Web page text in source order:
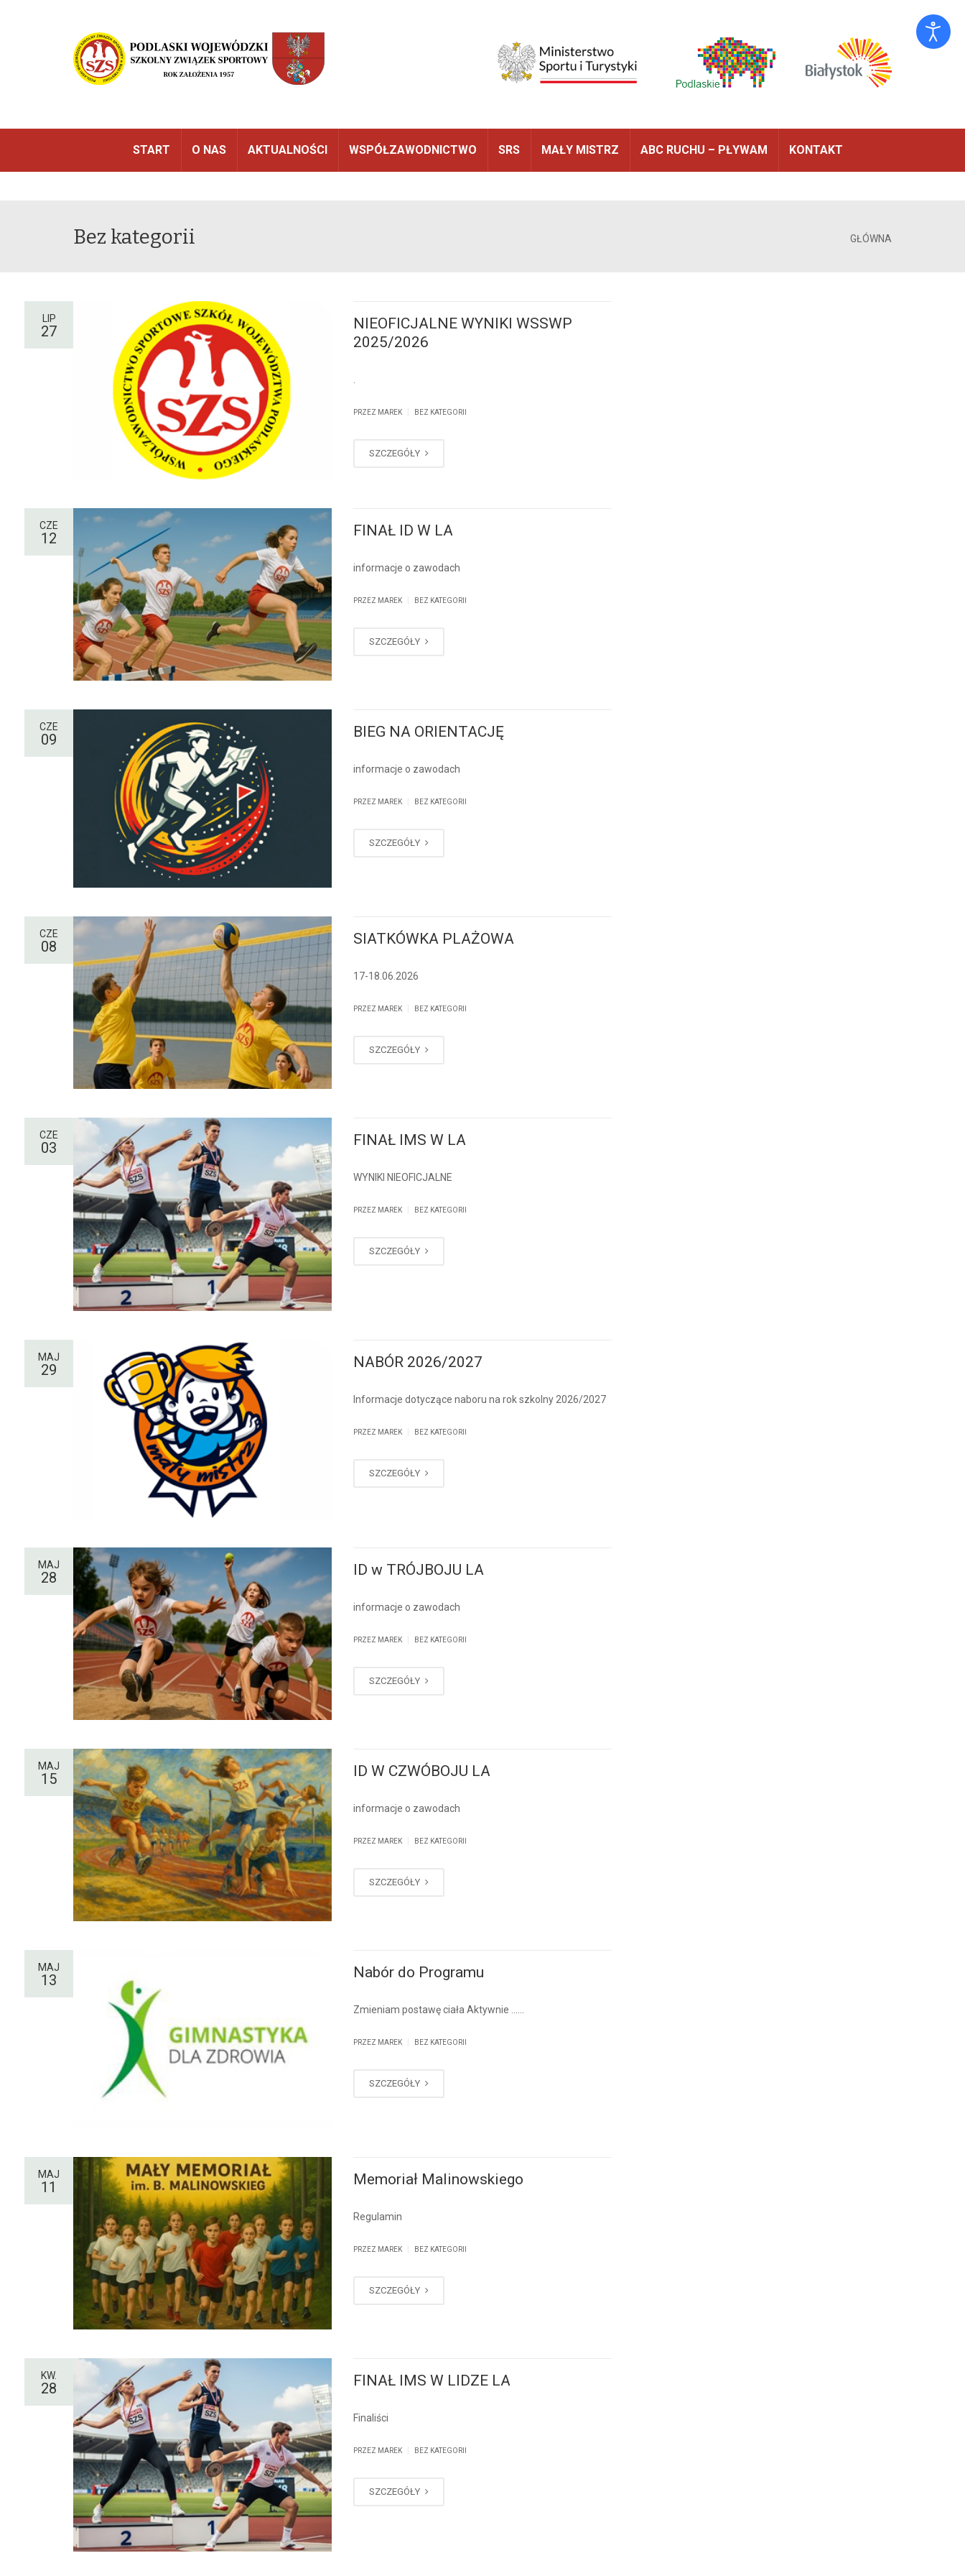
START O NAS AKTUALNOŚCI WSPÓŁZAWODNICTWO SRS MAŁY MISTRZ ABC RUCHU – PŁYWAM KONTAKT
Bez kategorii GŁÓWNA
LIP
27
NIEOFICJALNE WYNIKI WSSWP
2025/2026
PRZEZ MAREK BEZ KATEGORII
SZCZEGÓŁY
CZE
12 FINAŁ ID W LA
informacje o zawodach
PRZEZ MAREK BEZ KATEGORII
SZCZEGÓŁY
CZE
09 BIEG NA ORIENTACJĘ
informacje o zawodach
PRZEZ MAREK BEZ KATEGORII
SZCZEGÓŁY
CZE
08 SIATKÓWKA PLAŻOWA
17-18.06.2026
PRZEZ MAREK BEZ KATEGORII
SZCZEGÓŁY
CZE
03 FINAŁ IMS W LA
WYNIKI NIEOFICJALNE
PRZEZ MAREK BEZ KATEGORII
SZCZEGÓŁY
MAJ
29 NABÓR 2026/2027
Informacje dotyczące naboru na rok szkolny 2026/2027
PRZEZ MAREK BEZ KATEGORII
SZCZEGÓŁY
MAJ
28 ID w TRÓJBOJU LA
informacje o zawodach
PRZEZ MAREK BEZ KATEGORII
SZCZEGÓŁY
MAJ
15 ID W CZWÓBOJU LA
informacje o zawodach
PRZEZ MAREK BEZ KATEGORII
SZCZEGÓŁY
MAJ
13 Nabór do Programu
Zmieniam postawę ciała Aktywnie ……
PRZEZ MAREK BEZ KATEGORII
SZCZEGÓŁY
MAJ
11 Memoriał Malinowskiego
Regulamin
PRZEZ MAREK BEZ KATEGORII
SZCZEGÓŁY
KW.
28 FINAŁ IMS W LIDZE LA
Finaliści
PRZEZ MAREK BEZ KATEGORII
SZCZEGÓŁY